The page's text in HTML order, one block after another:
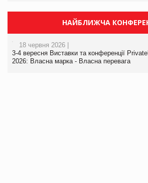
НАЙБЛИЖЧА
18 червня 2026 |
3-4 вересня Виставки та конференції
2026: Власна марка - Власна перевага